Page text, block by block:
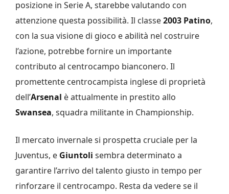
posizione in Serie A, starebbe valutando con
attenzione questa possibilità. Il classe2003 Patino,
con la sua visione di gioco e abilità nel costruire
l’azione, potrebbe fornire un importante
contributo al centrocampo bianconero. Il
promettente centrocampista inglese di proprietà
dell’Arsenal è attualmente in prestito allo
Swansea, squadra militante in Championship.
Il mercato invernale si prospetta cruciale per la
Juventus, e Giuntoli sembra determinato a
garantire l’arrivo del talento giusto in tempo per
rinforzare il centrocampo. Resta da vedere se il